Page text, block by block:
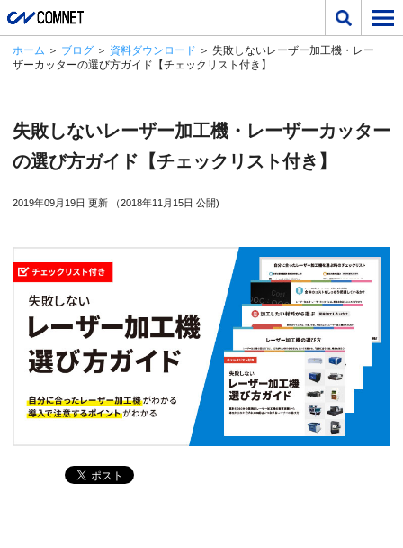
ホーム ＞ ブログ ＞ 資料ダウンロード ＞ 失敗しないレーザー加工機・レー
ザーカッターの選び方ガイド【チェックリスト付き】
失敗しないレーザー加工機・レーザーカッター
の選び方ガイド【チェックリスト付き】
2019年09月19日 更新 （2018年11月15日 公開)